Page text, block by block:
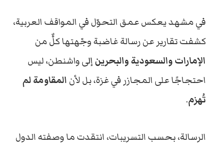
في مشهد يعكس عمق التحوّل في المواقف العربية،
كشفت تقارير عن رسالة غاضبة وجّهتها كلٌّ من
الإمارات والسعودية والبحرينإلى واشنطن، ليس
احتجاجًا على المجازر في غزة، بل لأن المقاومة لم
تُهزم.
الرسالة، بحسب التسريبات، انتقدت ما وصفته الدول